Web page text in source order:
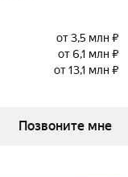
от 3,5 млн ₽
от 6,1 млн ₽
от 13,1 млн ₽
Позвоните мне